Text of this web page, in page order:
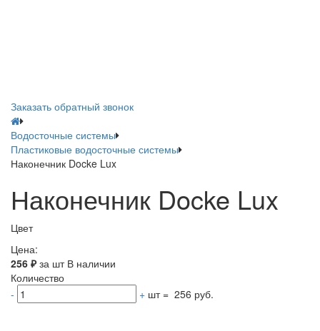
Заказать обратный звонок
Водосточные системы
Пластиковые водосточные системы
Наконечник Docke Lux
Наконечник Docke Lux
Цвет
Цена:
256 ₽за шт В наличии
Количество
-
+ шт = 256 руб.